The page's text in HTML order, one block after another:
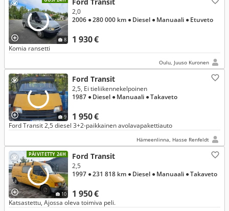
8 1 930 €
2,0
2006 ● 280 000 km ● Diesel ● Manuaali ● Etuveto
Komia ransetti
Oulu, Juuso Kuronen
9
Ford Transit
1 950 €
2,5, Ei tieliikennekelpoinen
1987 ● Diesel ● Manuaali ● Takaveto
Ford Transit 2,5 diesel 3+2-paikkainen avolavapakettiauto
Hämeenlinna, Hasse Renfeldt
PÄIVITETTY 24H
10
Ford Transit
1 950 €
2,5
1997 ● 231 818 km ● Diesel ● Manuaali ● Takaveto
Katsastettu, Ajossa oleva toimiva peli.